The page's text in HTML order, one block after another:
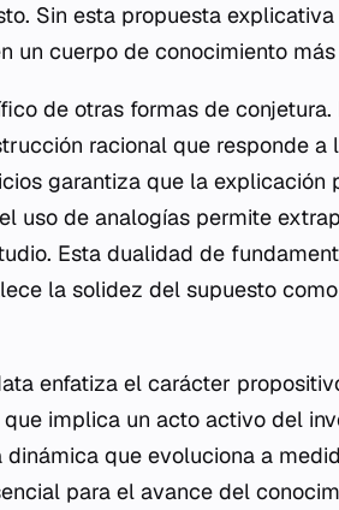
Sin esta propuesta
un cuerpo de conocimiento
de otras formas de
racional que responde a
garantiza que la explicación
uso de analogías permite
Esta dualidad de
la solidez del supuesto
enfatiza el carácter
implica un acto activo del
que evoluciona a
para el avance del